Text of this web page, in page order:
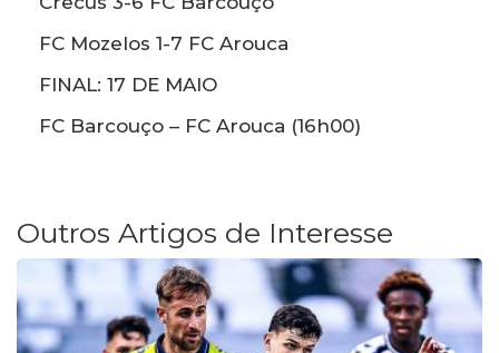
FC Mozelos 1-7 FC Arouca
FINAL: 17 DE MAIO
FC Barcouço – FC Arouca (16h00)
Outros Artigos de Interesse